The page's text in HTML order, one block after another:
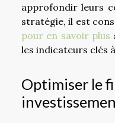
approfondir leurs
stratégie, il est
pour en savoir plus
les indicateurs clés
Optimiser le